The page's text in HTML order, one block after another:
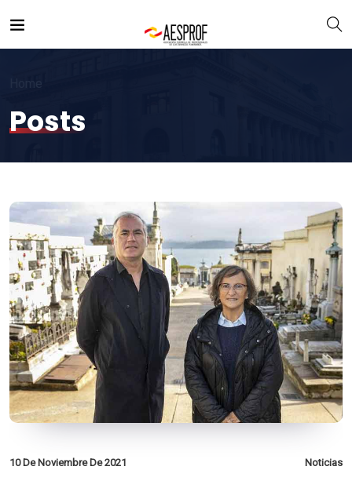
Posts
10 De Noviembre De 2021 Noticias